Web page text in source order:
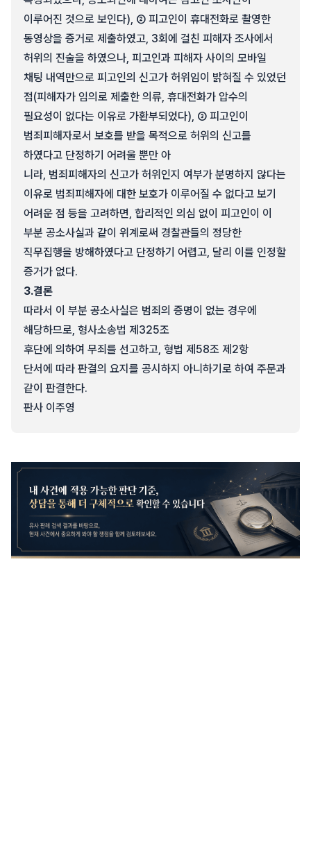
이루어진 것으로 보인다), ② 피고인이 휴대전화로 촬영한
동영상을 증거로 제출하였고, 3회에 걸친 피해자 조사에서
허위의 진술을 하였으나, 피고인과 피해자 사이의 모바일
채팅 내역만으로 피고인의 신고가 허위임이 밝혀질 수 있었던
점(피해자가 임의로 제출한 의류, 휴대전화가 압수의
필요성이 없다는 이유로 가환부되었다), ③ 피고인이
범죄피해자로서 보호를 받을 목적으로 허위의 신고를
하였다고 단정하기 어려울 뿐만 아
니라, 범죄피해자의 신고가 허위인지 여부가 분명하지 않다는
이유로 범죄피해자에 대한 보호가 이루어질 수 없다고 보기
어려운 점 등을 고려하면, 합리적인 의심 없이 피고인이 이
부분 공소사실과 같이 위계로써 경찰관들의 정당한
직무집행을 방해하였다고 단정하기 어렵고, 달리 이를 인정할
증거가 없다.
3.결론
따라서 이 부분 공소사실은 범죄의 증명이 없는 경우에
해당하므로, 형사소송법 제325조
후단에 의하여 무죄를 선고하고, 형법 제58조 제2항
단서에 따라 판결의 요지를 공시하지 아니하기로 하여 주문과
같이 판결한다.
판사 이주영